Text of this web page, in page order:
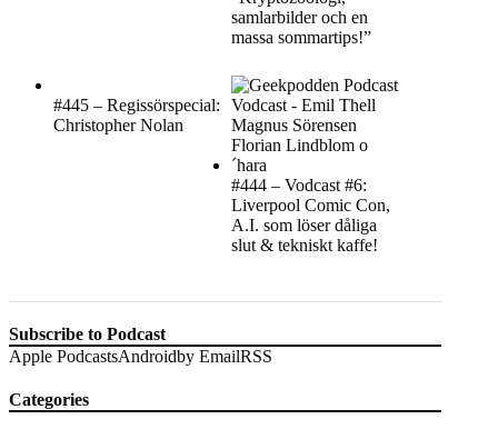
samlarbilder och en
massa sommartips!”
#445 – Regissörspecial:
Christopher Nolan
#444 – Vodcast #6:
Liverpool Comic Con,
A.I. som löser dåliga
slut & tekniskt kaffe!
Subscribe to Podcast
Apple PodcastsAndroidby EmailRSS
Categories